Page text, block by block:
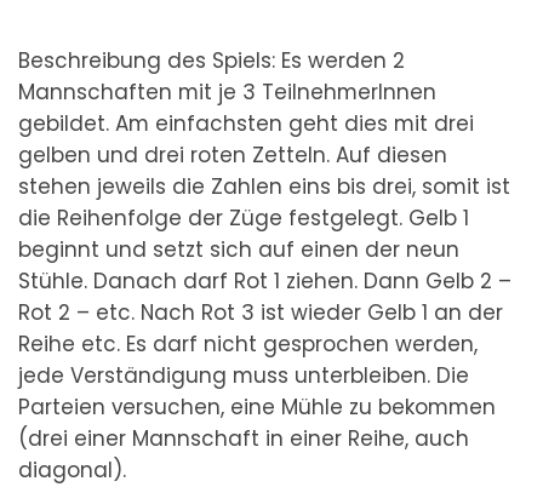
Beschreibung des Spiels: Es werden 2
Mannschaften mit je 3 TeilnehmerInnen
gebildet. Am einfachsten geht dies mit drei
gelben und drei roten Zetteln. Auf diesen
stehen jeweils die Zahlen eins bis drei, somit ist
die Reihenfolge der Züge festgelegt. Gelb 1
beginnt und setzt sich auf einen der neun
Stühle. Danach darf Rot 1 ziehen. Dann Gelb 2 –
Rot 2 – etc. Nach Rot 3 ist wieder Gelb 1 an der
Reihe etc. Es darf nicht gesprochen werden,
jede Verständigung muss unterbleiben. Die
Parteien versuchen, eine Mühle zu bekommen
(drei einer Mannschaft in einer Reihe, auch
diagonal).